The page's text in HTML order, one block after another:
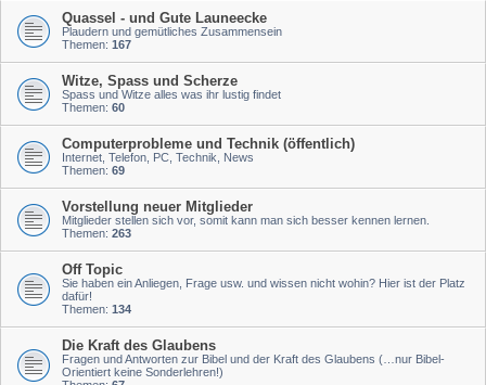
Quassel - und Gute Launeecke
Plaudern und gemütliches Zusammensein
Themen: 167
Witze, Spass und Scherze
Spass und Witze alles was ihr lustig findet
Themen: 60
Computerprobleme und Technik (öffentlich)
Internet, Telefon, PC, Technik, News
Themen: 69
Vorstellung neuer Mitglieder
Mitglieder stellen sich vor, somit kann man sich besser kennen lernen.
Themen: 263
Off Topic
Sie haben ein Anliegen, Frage usw. und wissen nicht wohin? Hier ist der Platz
dafür!
Themen: 134
Die Kraft des Glaubens
Fragen und Antworten zur Bibel und der Kraft des Glaubens (…nur Bibel-
Orientiert keine Sonderlehren!)